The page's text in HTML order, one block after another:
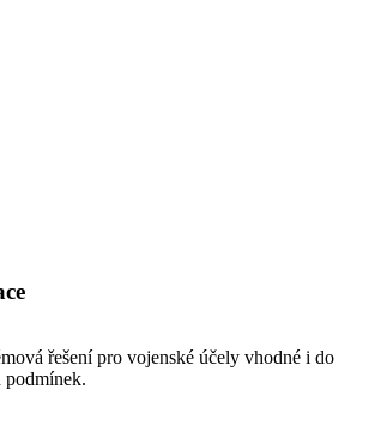
řešení pro vojenské účely vhodné i do
podmínek.